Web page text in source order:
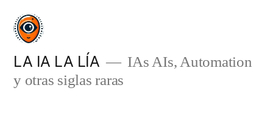
Saltar
contenido
LA IA LA LÍA
IAs AIs, Automation
y otras siglas raras